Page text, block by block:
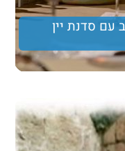
עם סדנת יין
יעקב עם טעימות של
זיכרון יעקב